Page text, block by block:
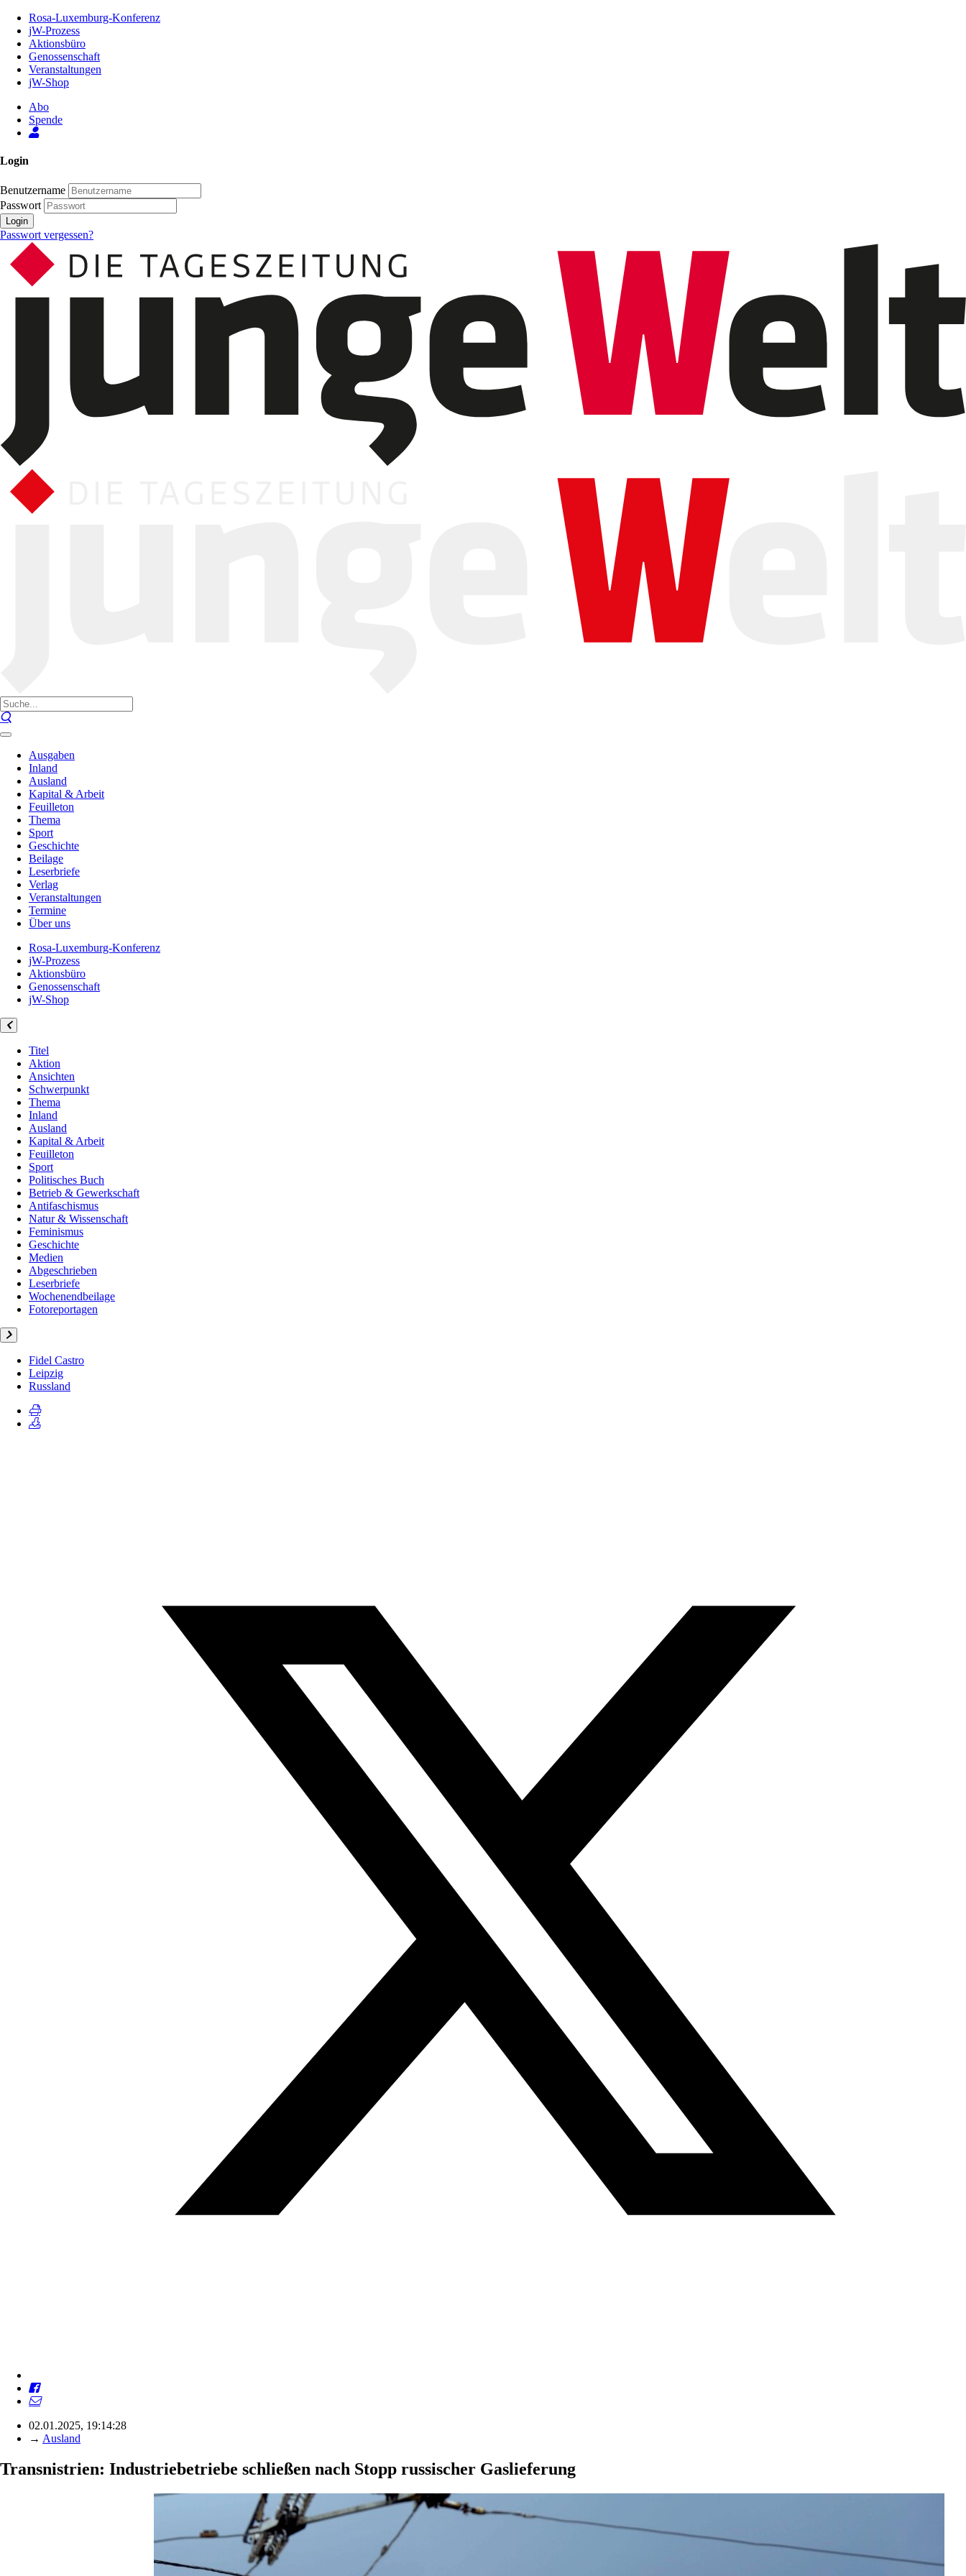
Inhalt
Seite
Rosa-Luxemburg-Konferenz
jW-Prozess
Aktionsbüro
Genossenschaft
Veranstaltungen
jW-Shop
Abo
Spende
Login
Benutzername
Passwort
Login
Passwort vergessen?
Ausgaben
Inland
Ausland
Kapital & Arbeit
Feuilleton
Thema
Sport
Geschichte
Beilage
Leserbriefe
Verlag
Veranstaltungen
Termine
Über uns
Rosa-Luxemburg-Konferenz
jW-Prozess
Aktionsbüro
Genossenschaft
jW-Shop
Titel
Aktion
Ansichten
Schwerpunkt
Thema
Inland
Ausland
Kapital & Arbeit
Feuilleton
Sport
Politisches Buch
Betrieb & Gewerkschaft
Antifaschismus
Natur & Wissenschaft
Feminismus
Geschichte
Medien
Abgeschrieben
Leserbriefe
Wochenendbeilage
Fotoreportagen
Fidel Castro
Leipzig
Russland
02.01.2025, 19:14:28
→ Ausland
Transnistrien: Industriebetriebe schließen nach Stopp russischer Gaslieferung